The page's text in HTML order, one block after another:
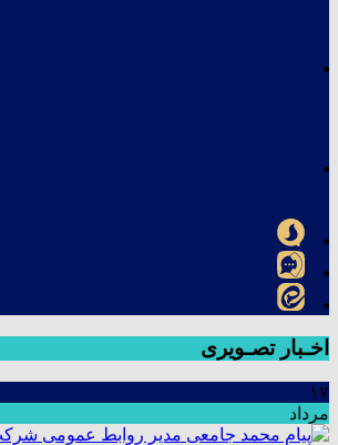
اخـبار تصـویری
۱۷
مرداد